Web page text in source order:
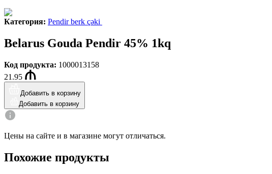
Категория: Pendir berk çəki
Belarus Gouda Pendir 45% 1kq
Код продукта: 1000013158
21.95
Добавить в корзину
Добавить в корзину
Цены на сайте и в магазине могут отличаться.
Похожие продукты